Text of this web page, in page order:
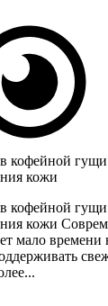
кофейной
кожи
кофейной
кожи
мало времени